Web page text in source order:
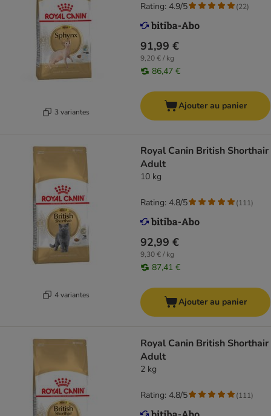
3 variantes
91,99 €
9,20 € / kg
86,47 €
Rating: 4.9/5 (22)
Ajouter au panier
4 variantes
Royal Canin British Shorthair
Adult
10 kg
92,99 €
9,30 € / kg
87,41 €
Rating: 4.8/5 (111)
Ajouter au panier
Royal Canin British Shorthair
Adult
2 kg
Rating: 4.8/5 (111)